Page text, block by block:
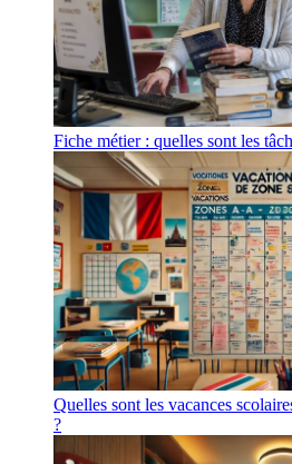
Fiche métier : quelles sont les
Quelles sont les vacances
?